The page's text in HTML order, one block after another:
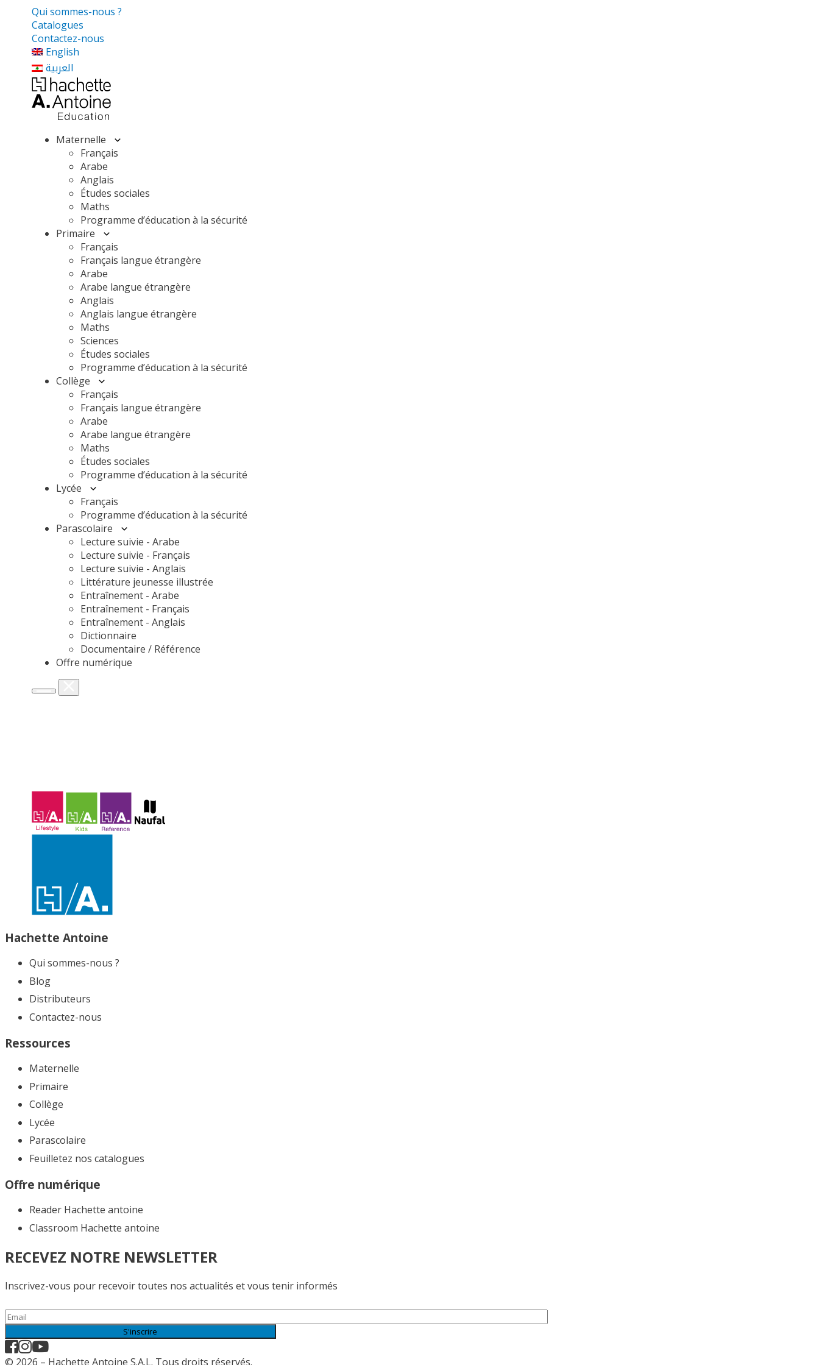
Qui sommes-nous ?
Catalogues
Contactez-nous
English
العربية
Maternelle
Français
Arabe
Anglais
Études sociales
Maths
Programme d’éducation à la sécurité
Primaire
Français
Français langue étrangère
Arabe
Arabe langue étrangère
Anglais
Anglais langue étrangère
Maths
Sciences
Études sociales
Programme d’éducation à la sécurité
Collège
Français
Français langue étrangère
Arabe
Arabe langue étrangère
Maths
Études sociales
Programme d’éducation à la sécurité
Lycée
Français
Programme d’éducation à la sécurité
Parascolaire
Lecture suivie - Arabe
Lecture suivie - Français
Lecture suivie - Anglais
Littérature jeunesse illustrée
Entraînement - Arabe
Entraînement - Français
Entraînement - Anglais
Dictionnaire
Documentaire / Référence
Offre numérique
Hachette Antoine
Qui sommes-nous ?
Blog
Distributeurs
Contactez-nous
Ressources
Maternelle
Primaire
Collège
Lycée
Parascolaire
Feuilletez nos catalogues​
Offre numérique
Reader Hachette antoine
Classroom Hachette antoine
RECEVEZ NOTRE NEWSLETTER
Inscrivez-vous pour recevoir toutes nos actualités et vous tenir informés
S'inscrire
© 2026 – Hachette Antoine S.A.L. Tous droits réservés.